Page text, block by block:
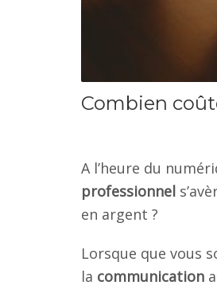
Combien
A l’heure du
professionnel
en argent ?
Lorsque que vous
la communication